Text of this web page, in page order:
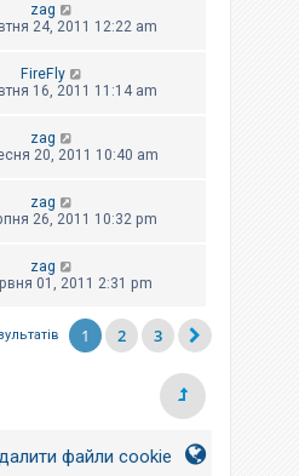
zag
24, 2011 12:22 am
FireFly
16, 2011 11:14 am
zag
20, 2011 10:40 am
zag
26, 2011 10:32 pm
zag
01, 2011 2:31 pm
1 2 3
файли cookie